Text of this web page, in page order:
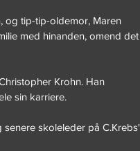
og tip-tip-oldemor, Maren
med hinanden, omend det
Krohn. Han
sin karriere.
skoleleder på C.Krebs'